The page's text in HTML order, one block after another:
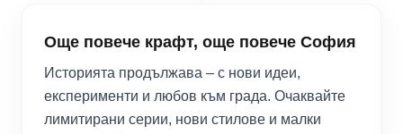
Още повече крафт, още повече София
Историята продължава – с нови идеи,
експерименти и любов към града. Очаквайте
лимитирани серии, нови стилове и малки